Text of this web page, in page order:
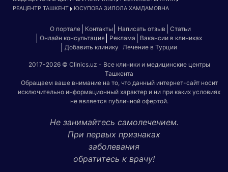
РЕАЦЕНТР ТАШКЕНТ
ЮСУПОВА ЗИЛОЛА ХАМДАМОВНА
О портале Контакты Написать отзыв
Статьи
Онлайн консультация
Реклама
Вакансии в клиниках
Добавить клинику
Лечение в Турции
2017-2026 © Clinics.uz - Все клиники и медицинские центры
Ташкента
Обращаем ваше внимание на то, что данный интернет-сайт носит
исключительно информационный характер и ни при каких условиях
не является публичной офертой.
Не занимайтесь самолечением.
При первых признаках
заболевания
обратитесь к врачу!